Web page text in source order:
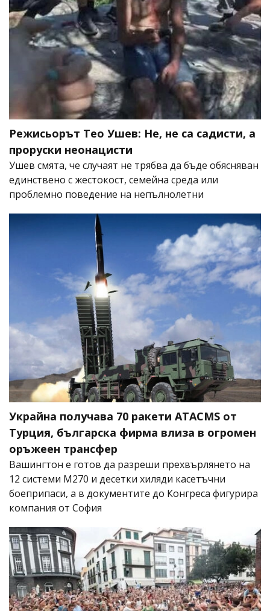
Режисьорът Тео Ушев: Не, не са садисти, а
проруски неонацисти
Ушев смята, че случаят не трябва да бъде обясняван
единствено с жестокост, семейна среда или
проблемно поведение на непълнолетни
Украйна получава 70 ракети ATACMS от
Турция, българска фирма влиза в огромен
оръжеен трансфер
Вашингтон е готов да разреши прехвърлянето на
12 системи M270 и десетки хиляди касетъчни
боеприпаси, а в документите до Конгреса фигурира
компания от София